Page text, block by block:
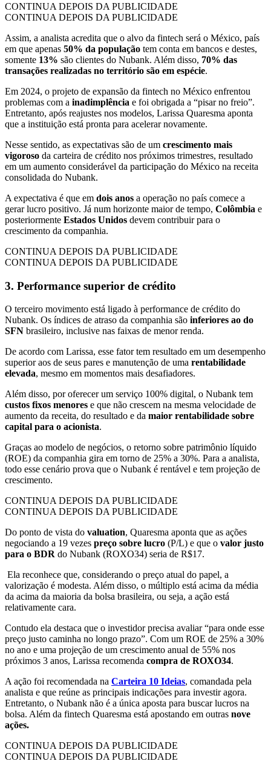
CONTINUA DEPOIS DA PUBLICIDADE
CONTINUA DEPOIS DA PUBLICIDADE
Assim, a analista acredita que o alvo da fintech será o México, país
em que apenas 50% da população tem conta em bancos e destes,
somente 13% são clientes do Nubank. Além disso, 70% das
transações realizadas no território são em espécie.
Em 2024, o projeto de expansão da fintech no México enfrentou
problemas com a inadimplência e foi obrigada a “pisar no freio”.
Entretanto, após reajustes nos modelos, Larissa Quaresma aponta
que a instituição está pronta para acelerar novamente.
Nesse sentido, as expectativas são de um crescimento mais
vigoroso da carteira de crédito nos próximos trimestres, resultado
em um aumento considerável da participação do México na receita
consolidada do Nubank.
A expectativa é que em dois anos a operação no país comece a
gerar lucro positivo. Já num horizonte maior de tempo, Colômbia e
posteriormente Estados Unidos devem contribuir para o
crescimento da companhia.
CONTINUA DEPOIS DA PUBLICIDADE
CONTINUA DEPOIS DA PUBLICIDADE
3. Performance superior de crédito
O terceiro movimento está ligado à performance de crédito do
Nubank. Os índices de atraso da companhia são inferiores ao do
SFN brasileiro, inclusive nas faixas de menor renda.
De acordo com Larissa, esse fator tem resultado em um desempenho
superior aos de seus pares e manutenção de uma rentabilidade
elevada, mesmo em momentos mais desafiadores.
Além disso, por oferecer um serviço 100% digital, o Nubank tem
custos fixos menores e que não crescem na mesma velocidade de
aumento da receita, do resultado e da maior rentabilidade sobre
capital para o acionista.
Graças ao modelo de negócios, o retorno sobre patrimônio líquido
(ROE) da companhia gira em torno de 25% a 30%. Para a analista,
todo esse cenário prova que o Nubank é rentável e tem projeção de
crescimento.
CONTINUA DEPOIS DA PUBLICIDADE
CONTINUA DEPOIS DA PUBLICIDADE
Do ponto de vista do valuation, Quaresma aponta que as ações
negociando a 19 vezes preço sobre lucro (P/L) e que o valor justo
para o BDR do Nubank (ROXO34) seria de R$17.
Ela reconhece que, considerando o preço atual do papel, a
valorização é modesta. Além disso, o múltiplo está acima da média
da acima da maioria da bolsa brasileira, ou seja, a ação está
relativamente cara.
Contudo ela destaca que o investidor precisa avaliar “para onde esse
preço justo caminha no longo prazo”. Com um ROE de 25% a 30%
no ano e uma projeção de um crescimento anual de 55% nos
próximos 3 anos, Larissa recomenda compra de ROXO34.
A ação foi recomendada na Carteira 10 Ideias, comandada pela
analista e que reúne as principais indicações para investir agora.
Entretanto, o Nubank não é a única aposta para buscar lucros na
bolsa. Além da fintech Quaresma está apostando em outras nove
ações.
CONTINUA DEPOIS DA PUBLICIDADE
CONTINUA DEPOIS DA PUBLICIDADE